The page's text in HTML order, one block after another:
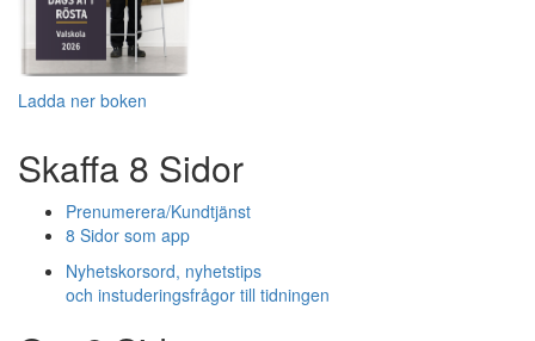
Ladda ner boken
Skaffa 8 Sidor
Prenumerera/Kundtjänst
8 Sidor som app
Nyhetskorsord, nyhetstips
och instuderingsfrågor till tidningen